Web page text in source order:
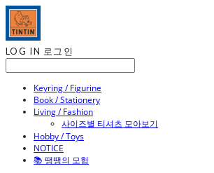
LOG IN 로그인
Keyring / Figurine
Book / Stationery
Living / Fashion
사이즈별 티셔츠 모아보기
Hobby / Toys
NOTICE
📚 땡땡의 모험